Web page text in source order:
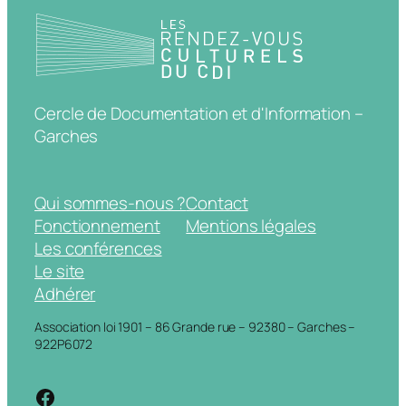
Cercle de Documentation et d'Information –
Garches
Qui sommes-nous ?
Fonctionnement
Les conférences
Le site
Adhérer
Contact
Mentions légales
Association loi 1901 – 86 Grande rue – 92380 – Garches –
922P6072
https://www.facebook.com/